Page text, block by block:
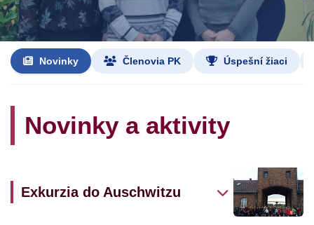
Novinky Členovia PK Úspešní žiaci
Novinky a aktivity
Exkurzia do Auschwitzu